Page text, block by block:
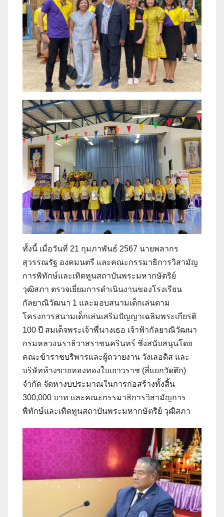
ทั้งนี้ เมื่อวันที่ 21 กุมภาพันธ์ 2567 นายพลากร
สุวรรณรัฐ องคมนตรี และคณะกรรมาธิการวิสามัญ
การพิทักษ์และเทิดทูนสถาบันพระมหากษัตริย์
วุฒิสภา ตรวจเยี่ยมการดำเนินงานของโรงเรียน
กัลยาณิวัฒนา 1 และมอบสนามเด็กเล่นตาม
โครงการสนามเด็กเล่นเสริมปัญญาเฉลิมพระเกียรติ
100 ปี สมเด็จพระเจ้าพี่นางเธอ เจ้าฟ้ากัลยาณิวัฒนา
กรมหลวงนราธิวาสราชนครินทร์ ซึ่งสนับสนุนโดย
คณะข้าราชบริพารและผู้ถวายงาน วังเลอดิส และ
บริษัทห้างขายทองทองใบเยาวราช (สี่แยกวัดตึก)
จำกัด จัดหางบประมาณในการก่อสร้างทั้งสิ้น
300,000 บาท และคณะกรรมาธิการวิสามัญการ
พิทักษ์และเทิดทูนสถาบันพระมหากษัตริย์ วุฒิสภา